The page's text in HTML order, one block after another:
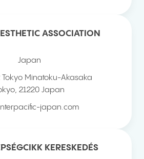
ASSOCIATION
Japan
Tokyo Minatoku-Akasaka
, 21220 Japan
japan.com
KERESKEDÉS